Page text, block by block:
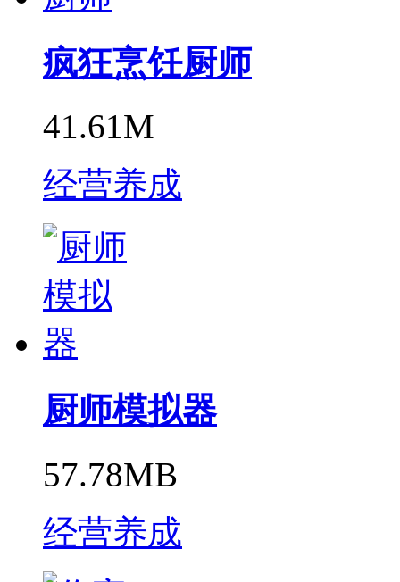
疯狂烹饪厨师
41.61M
经营养成
厨师模拟器
57.78MB
经营养成